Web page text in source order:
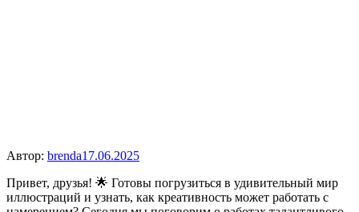
Автор: brenda17.06.2025
Привет, друзья! 🌟 Готовы погрузиться в удивительный мир
иллюстраций и узнать, как креативность может работать с